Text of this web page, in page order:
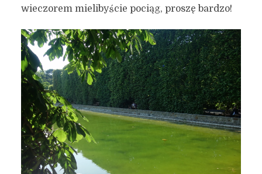
wieczorem mielibyście pociąg, proszę bardzo!